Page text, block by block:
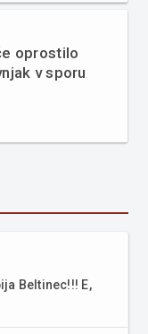
oprostilo
v sporu
Beltinec!!! E,